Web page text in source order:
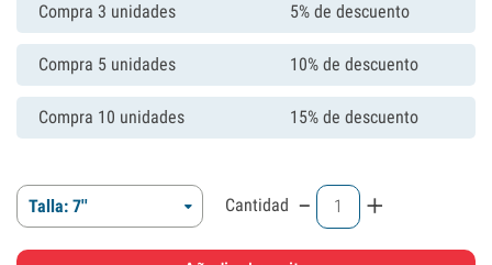
Compra 3 unidades 5% de descuento
Compra 5 unidades 10% de descuento
Compra 10 unidades 15% de descuento
Talla: 7'' Cantidad - +